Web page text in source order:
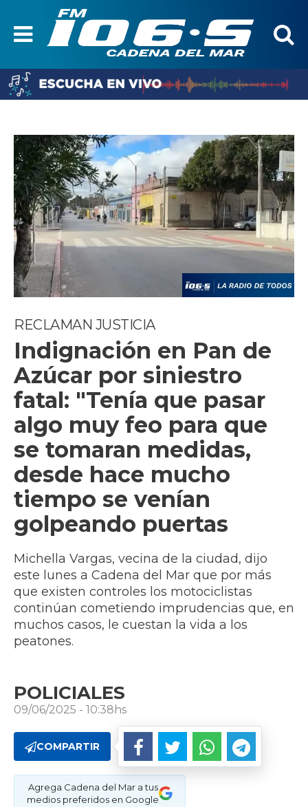
RECLAMAN JUSTICIA
Indignación en Pan de
Azúcar por siniestro
fatal: "Tenía que pasar
algo muy feo para que
se tomaran medidas,
desde hace mucho
tiempo se venían
golpeando puertas
Michella Vargas, vecina de la ciudad, dijo
este lunes a Cadena del Mar que por más
que existen controles los motociclistas
continúan cometiendo imprudencias que, en
muchos casos, le cuestan la vida a los
peatones.
POLICIALES
09/06/2025 - 10:38hs
COMPARTIR
Agrega Cadena del Mar a tus
medios preferidos en Google